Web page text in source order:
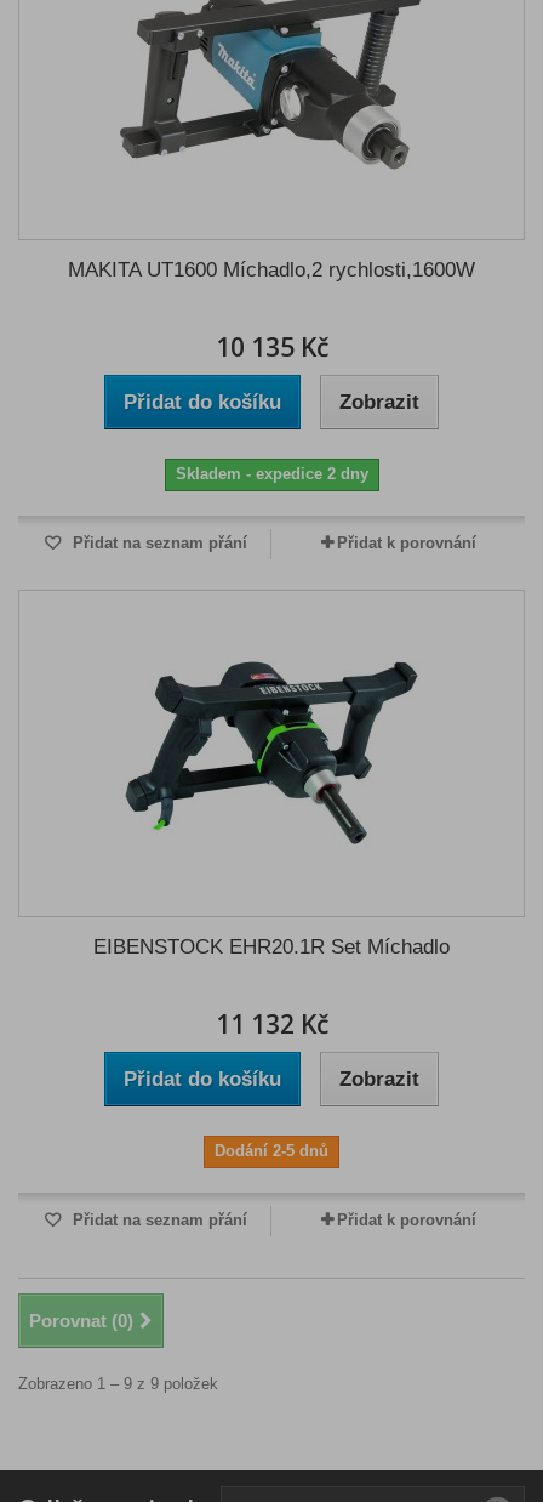
MAKITA UT1600 Míchadlo,2 rychlosti,1600W
10 135 Kč
Přidat do košíku Zobrazit
Skladem - expedice 2 dny
Přidat na seznam přání Přidat k porovnání
EIBENSTOCK EHR20.1R Set Míchadlo
11 132 Kč
Přidat do košíku Zobrazit
Dodání 2-5 dnů
Přidat na seznam přání Přidat k porovnání
Porovnat (0)
Zobrazeno 1 – 9 z 9 položek